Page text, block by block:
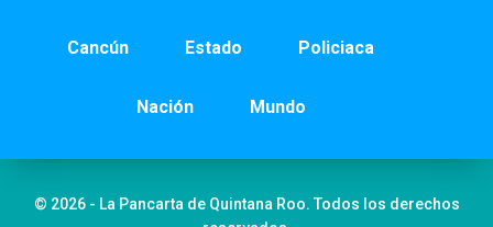
Cancún Estado Policiaca
Nación Mundo
© 2026 - La Pancarta de Quintana Roo. Todos los derechos